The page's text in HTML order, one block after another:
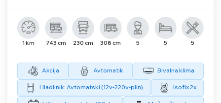
1 km 743 cm 230 cm 308 cm 5 5 5
Akcija Avtomatik Bivalna klima
Hladilnik: Avtomatski (12v-220v-plin) Isofix 2x